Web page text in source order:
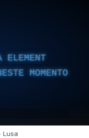
ELEMENT
MOMENTO
Lusa